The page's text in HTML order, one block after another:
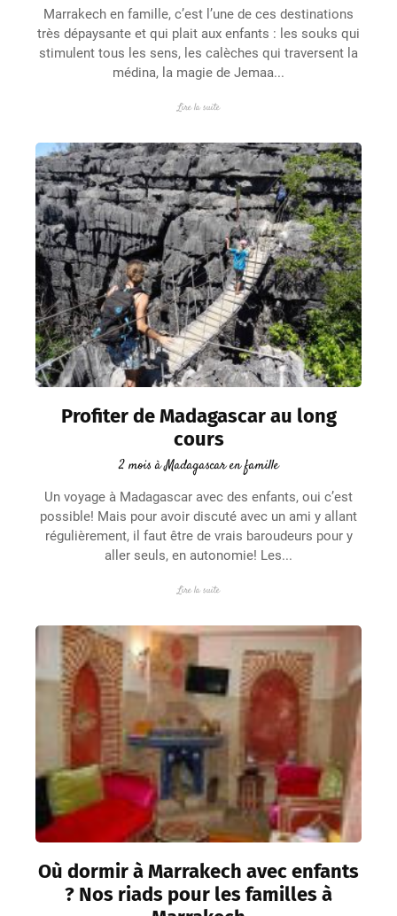
Marrakech en famille, c’est l’une de ces destinations
très dépaysante et qui plait aux enfants : les souks qui
stimulent tous les sens, les calèches qui traversent la
médina, la magie de Jemaa...
Lire la suite
Profiter de Madagascar au long
cours
2 mois à Madagascar en famille
Un voyage à Madagascar avec des enfants, oui c’est
possible! Mais pour avoir discuté avec un ami y allant
régulièrement, il faut être de vrais baroudeurs pour y
aller seuls, en autonomie! Les...
Lire la suite
Où dormir à Marrakech avec enfants
? Nos riads pour les familles à